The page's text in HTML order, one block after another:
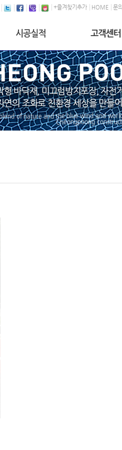
+즐겨찾기추가 HOME 문
칼라콘크리트
도막형바닥재
자전거도로
미끄럼방지 포장
학교공사
산책로
트렉, 인라인장
옥상조경
공지사항
온라인문의
자료실